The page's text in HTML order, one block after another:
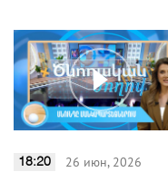
18:20 26 июн, 2026